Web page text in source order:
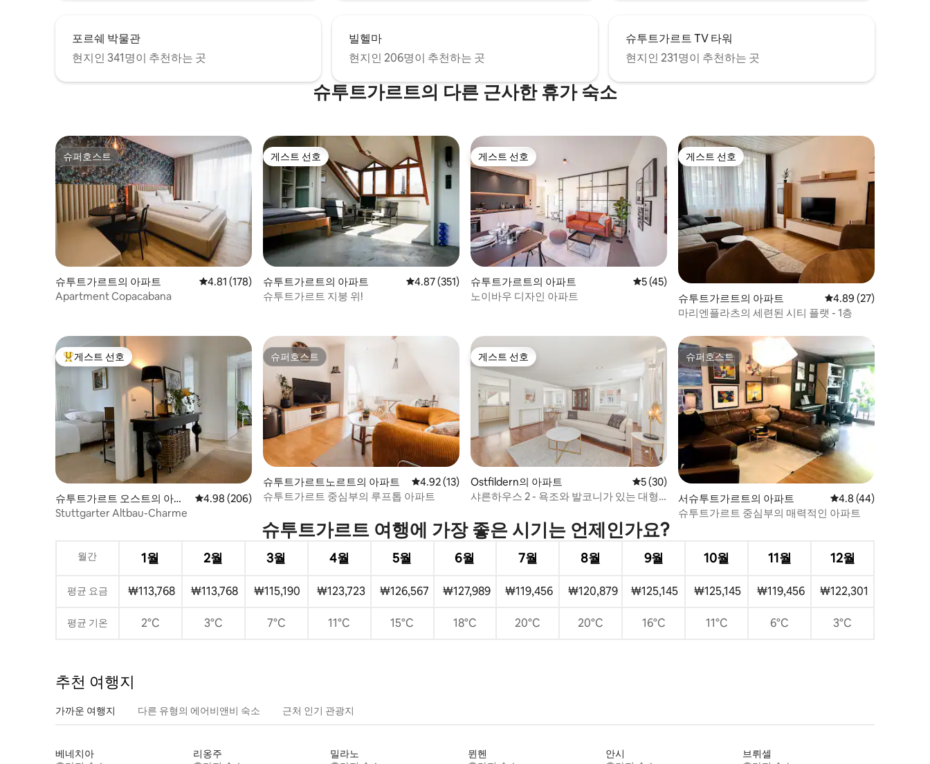
포르쉐 박물관
현지인 341명이 추천하는 곳
빌헬마
현지인 206명이 추천하는 곳
슈투트가르트 TV 타워
현지인 231명이 추천하는 곳
슈투트가르트의 다른 근사한 휴가 숙소
슈퍼호스트
슈퍼호스트
슈투트가르트의 아파트 평점 4.81점(5점 만점), 후기 178개
4.81 (178)
Apartment Copacabana
게스트 선호
게스트 선호
슈투트가르트의 아파트 평점 4.87점(5점 만점), 후기 351개
4.87 (351)
슈투트가르트 지붕 위!
게스트 선호
게스트 선호
슈투트가르트의 아파트 평점 5점(5점 만점), 후기 45개
5 (45)
노이바우 디자인 아파트
게스트 선호
게스트 선호
슈투트가르트의 아파트 평점 4.89점(5점 만점),
4.89 (27)
마리엔플라츠의 세련된 시티 플랫 - 1층
상위 게스트 선호
게스트 선호
슈투트가르트 오스트의 아파
트
평점 4.98점(5점 만점), 후기 206개
4.98 (206)
Stuttgarter Altbau-Charme
슈퍼호스트
슈퍼호스트
슈투트가르트노르트의 아파트 평점 4.92점(5점 만점), 후기 13개
4.92 (13)
슈투트가르트 중심부의 루프톱 아파트
게스트 선호
게스트 선호
Ostfildern의 아파트 평점 5점(5점 만점), 후기 30개
5 (30)
샤른하우스 2 - 욕조와 발코니가 있는 대형
슈퍼호스트
슈퍼호스트
서슈투트가르트의 아파트 평점 4.8점(5점 만점
4.8 (44)
슈투트가르트 중심부의 매력적인 아파트
슈투트가르트 여행에 가장 좋은 시기는 언제인가요?
월간 1월 2월 3월 4월 5월 6월 7월 8월 9월 10월 11월 12월
평균 요금 ₩113,768 ₩113,768 ₩115,190 ₩123,723 ₩126,567 ₩127,989 ₩119,456 ₩120,879 ₩125,145 ₩125,145 ₩119,456 ₩122,301
평균 기온 2°C 3°C 7°C 11°C 15°C 18°C 20°C 20°C 16°C 11°C 6°C 3°C
추천 여행지
가까운 여행지 다른 유형의 에어비앤비 숙소 근처 인기 관광지
베네치아
리옹주
밀라노
뮌헨
안시
브뤼셀